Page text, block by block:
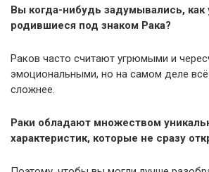
Вы когда-нибудь задумывались, как
родившиеся под знаком Рака?
Раков часто считают угрюмыми и
эмоциональными, но на самом деле
сложнее.
Раки обладают множеством
характеристик, которые не сразу